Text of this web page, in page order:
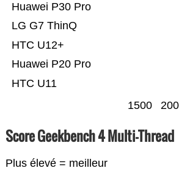
HTC U11
Huawei P20 Pro
HTC U12+
LG G7 ThinQ
Huawei P30 Pro
1500
Score Geekbench 4 Multi-Thread
Plus élevé = meilleur